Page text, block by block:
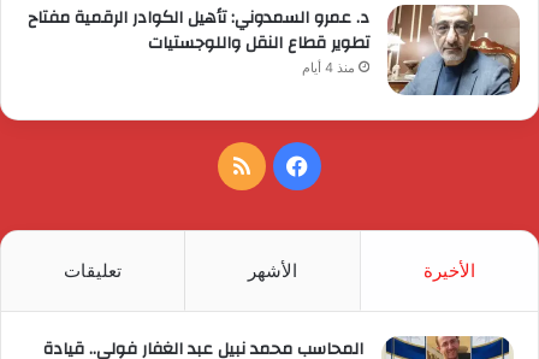
د. عمرو السمدوني: تأهيل الكوادر الرقمية مفتاح
تطوير قطاع النقل واللوجستيات
منذ 4 أيام
فيسبوكملخص
الأخيرة الأشهر تعليقات
المحاسب محمد نبيل عبد الغفار فولي.. قيادة